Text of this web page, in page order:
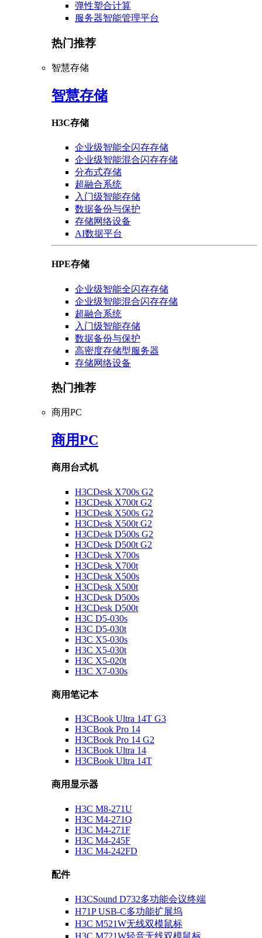
弹性塑合计算
服务器智能管理平台
热门推荐
智慧存储
智慧存储
H3C存储
企业级智能全闪存存储
企业级智能混合闪存存储
分布式存储
超融合系统
入门级智能存储
数据备份与保护
存储网络设备
AI数据平台
HPE存储
企业级智能全闪存存储
企业级智能混合闪存存储
超融合系统
入门级智能存储
数据备份与保护
高密度存储型服务器
存储网络设备
热门推荐
商用PC
商用PC
商用台式机
H3CDesk X700s G2
H3CDesk X700t G2
H3CDesk X500s G2
H3CDesk X500t G2
H3CDesk D500s G2
H3CDesk D500t G2
H3CDesk X700s
H3CDesk X700t
H3CDesk X500s
H3CDesk X500t
H3CDesk D500s
H3CDesk D500t
H3C D5-030s
H3C D5-030t
H3C X5-030s
H3C X5-030t
H3C X5-020t
H3C X7-030s
商用笔记本
H3CBook Ultra 14T G3
H3CBook Pro 14
H3CBook Pro 14 G2
H3CBook Ultra 14
H3CBook Ultra 14T
商用显示器
H3C M8-271U
H3C M4-271Q
H3C M4-271F
H3C M4-245F
H3C M4-242FD
配件
H3CSound D732多功能会议终端
H71P USB-C多功能扩展坞
H3C M521W无线双模鼠标